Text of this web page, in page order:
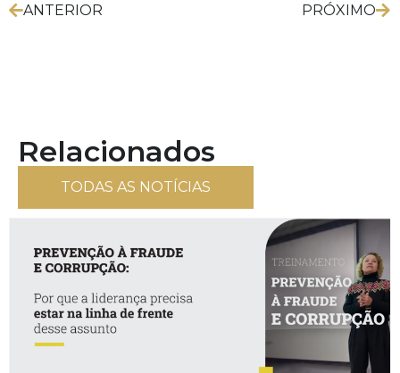
ANTERIOR PRÓXIMO
Relacionados
TODAS AS NOTÍCIAS